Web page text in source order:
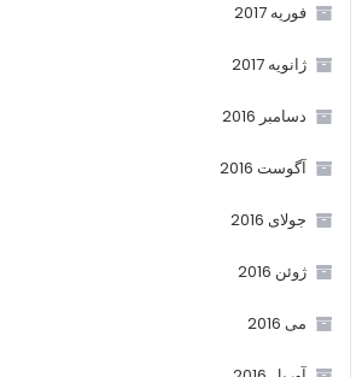
فوریه 2017
ژانویه 2017
دسامبر 2016
آگوست 2016
جولای 2016
ژوئن 2016
می 2016